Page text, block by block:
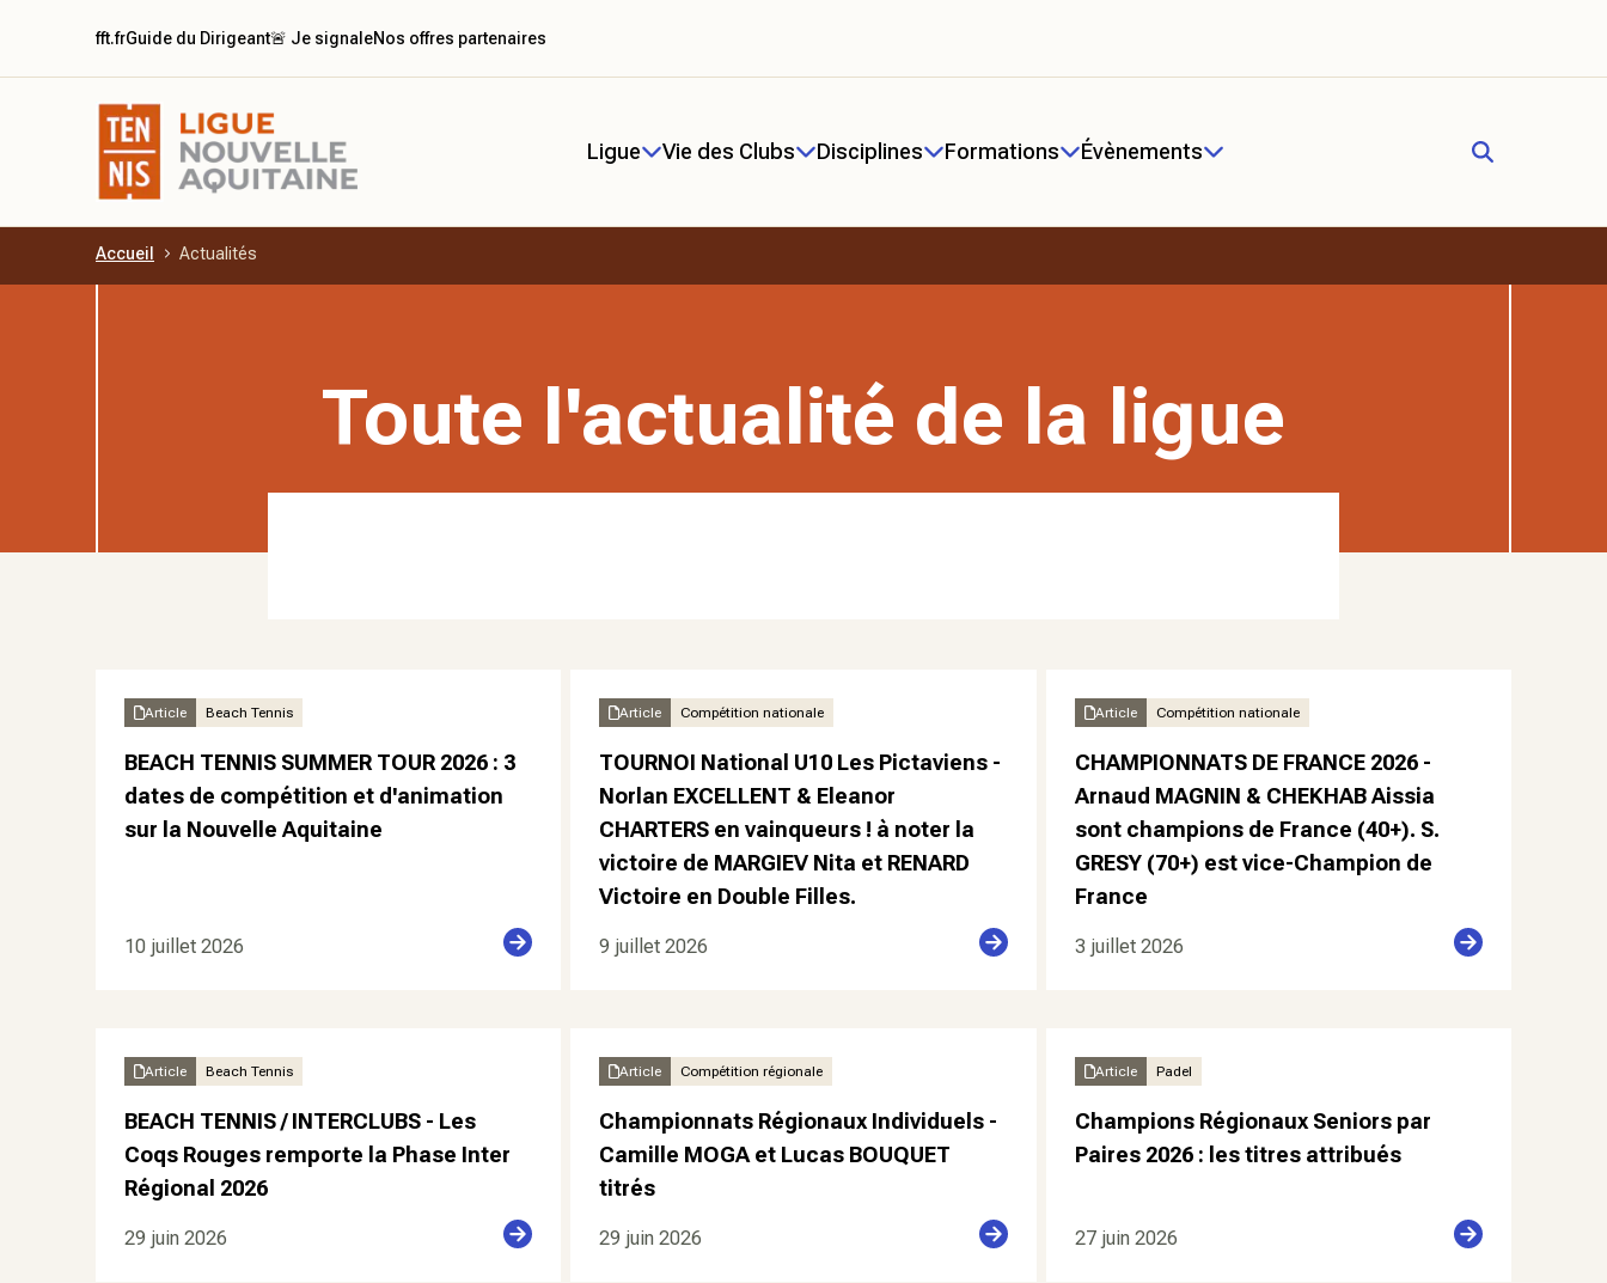
Aller au contenu principal
Ligue Vie des Clubs Disciplines Formations Évènements
fft.frGuide du Dirigeant🚨 Je signaleNos offres partenaires
Accueil Actualités
Toute l'actualité de la ligue
Article Beach Tennis
BEACH TENNIS SUMMER TOUR 2026 : 3
dates de compétition et d'animation
sur la Nouvelle Aquitaine
10 juillet 2026
Article Compétition nationale
TOURNOI National U10 Les Pictaviens -
Norlan EXCELLENT & Eleanor
CHARTERS en vainqueurs ! à noter la
victoire de MARGIEV Nita et RENARD
Victoire en Double Filles.
9 juillet 2026
Article Compétition nationale
CHAMPIONNATS DE FRANCE 2026 -
Arnaud MAGNIN & CHEKHAB Aissia
sont champions de France (40+). S.
GRESY (70+) est vice-Champion de
France
3 juillet 2026
Article Beach Tennis
BEACH TENNIS / INTERCLUBS - Les
Coqs Rouges remporte la Phase Inter
Régional 2026
29 juin 2026
Article Compétition régionale
Championnats Régionaux Individuels -
Camille MOGA et Lucas BOUQUET
titrés
29 juin 2026
Article Padel
Champions Régionaux Seniors par
Paires 2026 : les titres attribués
27 juin 2026